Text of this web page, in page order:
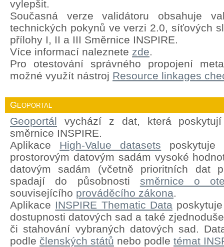
vylepšit.
Současná verze validátoru obsahuje
technických pokynů ve verzi 2.0, síťových
přílohy I, II a III Směrnice INSPIRE.
Více informací naleznete zde.
Pro otestování správného propojení
možné využít nástroj Resource linkages
Geoportal
Geoportál vychází z dat, která
směrnice INSPIRE.
Aplikace High-Value datasets
prostorovým datovým sadám vysoké
datovým sadám (včetně prioritních dat
spadají do působnosti směrnice o
souvisejícího prováděcího zákona.
Aplikace INSPIRE Thematic Dataposkytuje
dostupnosti datových sad a také
či stahování vybraných datových sad.
podle členských států nebo podle témat